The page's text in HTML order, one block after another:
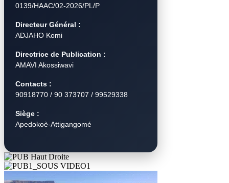
0139/HAAC/02-2026/PL/P
Directeur Général :
ADJAHO Komi
Directrice de Publication :
AMAVI Akossiwavi
Contacts :
90918770 / 90 373707 / 99529338
Siège :
Apedokoè-Attigangomé